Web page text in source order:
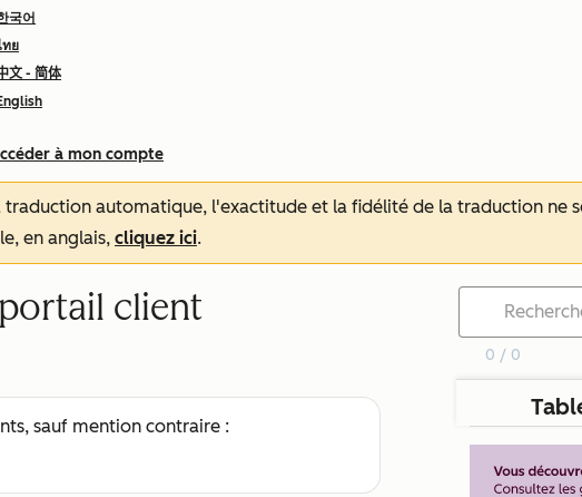
국어
ทย
文 - 简体
à mon compte
traduction automatique, l'exactitude et la fidélité de la traduction ne
en anglais, cliquez ici.
client
sauf mention contraire :
0 / 0